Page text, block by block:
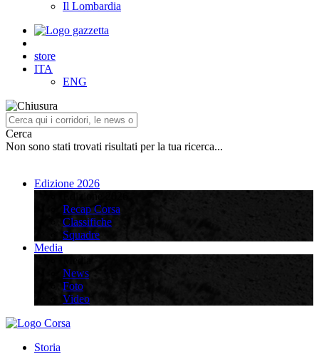
Il Lombardia
store
ITA
ENG
Cerca
Non sono stati trovati risultati per la tua ricerca...
Edizione 2026
Recap Corsa
Classifiche
Squadre
Media
News
Foto
Video
Storia